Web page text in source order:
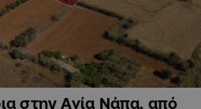
στην Αγία Νάπα, από